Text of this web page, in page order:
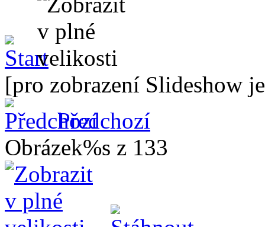
[pro zobrazení Slideshow
Předchozí
Obrázek%s z 133